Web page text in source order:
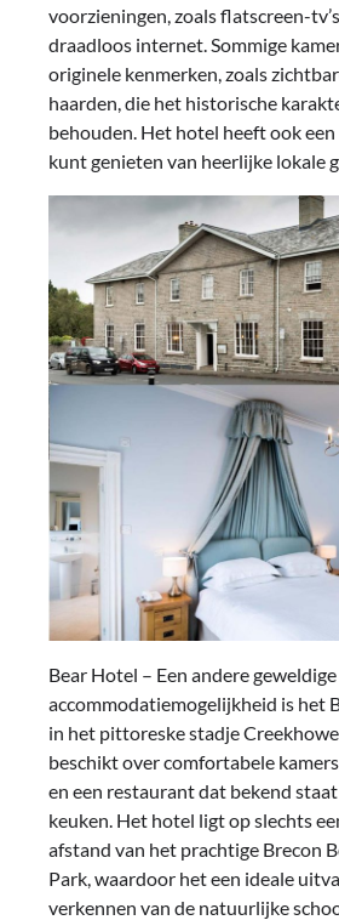
voorzieningen, zoals flatscreen-
draadloos internet. Sommige
originele kenmerken, zoals
haarden, die het historische
behouden. Het hotel heeft ook
kunt genieten van heerlijke lokale
Bear Hotel – Een andere geweldige
accommodatiemogelijkheid is het
in het pittoreske stadje
beschikt over comfortabele
en een restaurant dat bekend
keuken. Het hotel ligt op slechts
afstand van het prachtige Brecon
Park, waardoor het een ideale
verkennen van de natuurlijke